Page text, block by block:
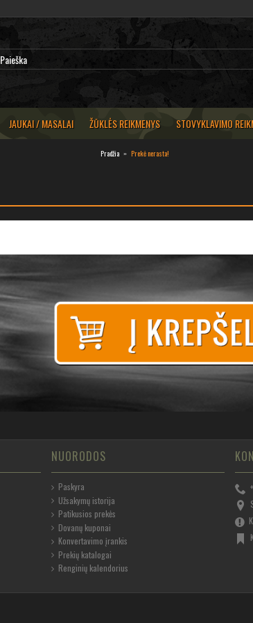
JAUKAI / MASALAI ŽŪKLĖS REIKMENYS STOVYKLAVIMO
Pradžia Prekė nerasta!
NUORODOS
Paskyra
Užsakymų istorija
Patikusios prekės
Dovanų kuponai
Konvertavimo įrankis
Prekių katalogai
Renginių kalendorius